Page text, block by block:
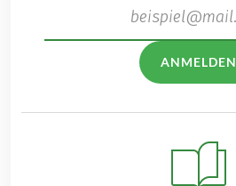
ANMELDEN